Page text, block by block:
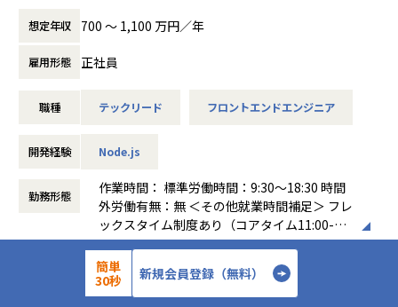
会社の規定に準ずる
■部署の雰囲気
や伸びしろに悩んでいる方にも、チャレンジする機会がすぐ
失敗しても大丈夫です。「もっと失敗していい」といつも言
2023年は中途社員が9名増え、異なるバックボーンを持つメ
ンバーの集まりなので皆個々を尊重して仕事をしています。
深夜残業、休日出勤は、リリース作業・本番トラブルを除い
てありません。
服装自由、出社時間は11-15時のコアタイムを守れば自由で
（配属は希望と適正を加味して対話の上決定します）
dipが目指す「Labor force solution company」の実現と、
高い社会的価値および経済的価値の創出に向けて、
題を解決する「ソリューション営業」へと進化しています。
この変革の中で、dipが有する多様なサービスを成長させ、
ビジネスのスコープを拡大し、顧客への提供価値をさらに高
めていきます。
こうした取り組みを支えるため、今後の事業成長に向けた中
長期的な技術課題の解決を推進し、
エンジニア組織の技術力を共に向上させていく方を求めてい
想定年収 700 〜 1,100 万円／年
雇用形態 正社員
職種 テックリード フロントエンドエンジニア
開発経験 Node.js
勤務形態
作業時間： 標準労働時間：9:30～18:30 時間
外労働有無：無 ＜その他就業時間補足＞ フレ
ックスタイム制度あり（コアタイム11:00-15:
00、フレキシブルタイムなし）
働き方：
フレックス制（コアタイムあり）
時間外労働の有無： 有（月平均23時間）
休憩時間： 60分
私たちdipは、「バイトル」を軸に人材業界
においてトップクラスの成長を続けてきまし
た。
簡単
30秒
新規会員登録（無料）